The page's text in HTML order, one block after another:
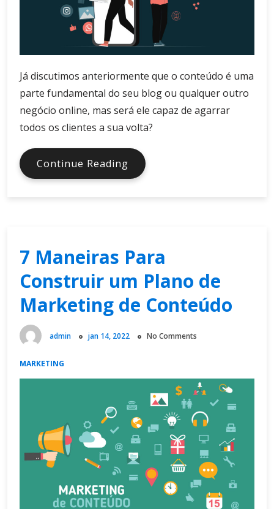
Já discutimos anteriormente que o conteúdo é uma
parte fundamental do seu blog ou qualquer outro
negócio online, mas será ele capaz de agarrar
todos os clientes a sua volta?
Continue Reading Como
Encontrar
Marketing
de
Conteúdo
7 Maneiras Para
Construir um Plano de
Marketing de Conteúdo
admin jan 14, 2022 No Comments
MARKETING